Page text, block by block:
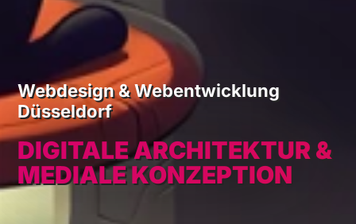
Webdesign & Webentwicklung
Düsseldorf
DIGITALE ARCHITEKTUR &
MEDIALE KONZEPTION